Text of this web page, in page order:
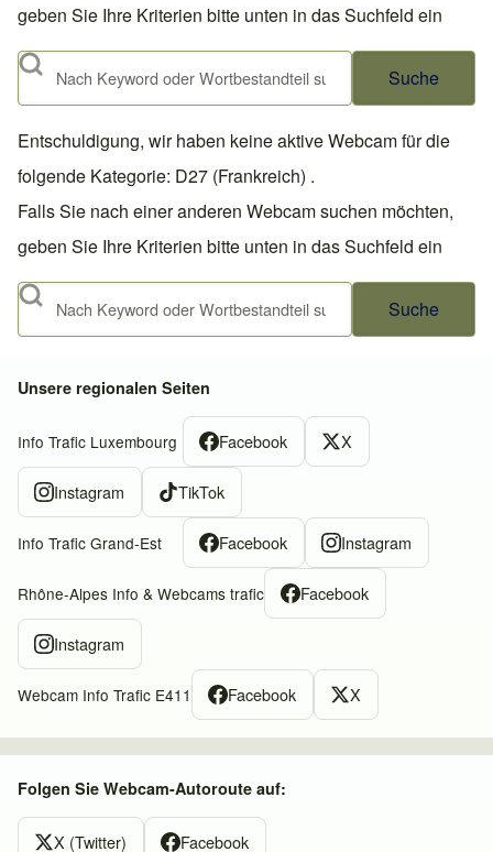
geben Sie Ihre Kriterien bitte unten in das Suchfeld ein
Suche
Entschuldigung, wir haben keine aktive Webcam für die
folgende Kategorie: D27 (Frankreich) .
Falls Sie nach einer anderen Webcam suchen möchten,
geben Sie Ihre Kriterien bitte unten in das Suchfeld ein
Suche
Unsere regionalen Seiten
Info Trafic Luxembourg Facebook X
Instagram TikTok
Info Trafic Grand-Est Facebook Instagram
Rhône-Alpes Info & Webcams trafic Facebook
Instagram
Webcam Info Trafic E411 Facebook X
Folgen Sie Webcam-Autoroute auf:
X (Twitter) Facebook